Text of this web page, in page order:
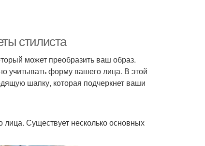
стилиста
может преобразить ваш образ.
учитывать форму вашего лица. В этой
шапку, которая подчеркнет ваши
Существует несколько основных